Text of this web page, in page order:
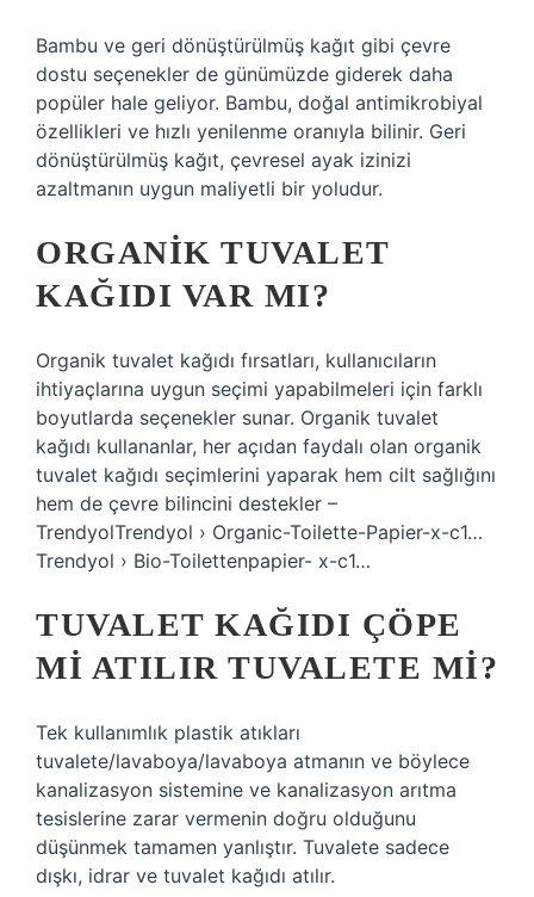
Bambu ve geri dönüştürülmüş kağıt gibi çevre
dostu seçenekler de günümüzde giderek daha
popüler hale geliyor. Bambu, doğal antimikrobiyal
özellikleri ve hızlı yenilenme oranıyla bilinir. Geri
dönüştürülmüş kağıt, çevresel ayak izinizi
azaltmanın uygun maliyetli bir yoludur.
ORGANIK TUVALET
KAĞIDI VAR MI?
Organik tuvalet kağıdı fırsatları, kullanıcıların
ihtiyaçlarına uygun seçimi yapabilmeleri için farklı
boyutlarda seçenekler sunar. Organik tuvalet
kağıdı kullananlar, her açıdan faydalı olan organik
tuvalet kağıdı seçimlerini yaparak hem cilt sağlığını
hem de çevre bilincini destekler –
TrendyolTrendyol › Organic-Toilette-Papier-x-c1…
Trendyol › Bio-Toilettenpapier- x-c1…
TUVALET KAĞIDI ÇÖPE
MI ATILIR TUVALETE MI?
Tek kullanımlık plastik atıkları
tuvalete/lavaboya/lavaboya atmanın ve böylece
kanalizasyon sistemine ve kanalizasyon arıtma
tesislerine zarar vermenin doğru olduğunu
düşünmek tamamen yanlıştır. Tuvalete sadece
dışkı, idrar ve tuvalet kağıdı atılır.